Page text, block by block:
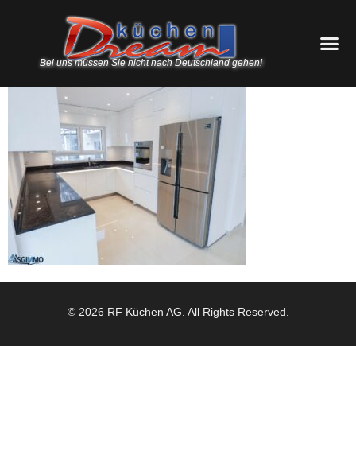
Bei uns müssen Sie nicht nach Deutschland gehen!
© 2026 RF Küchen AG. All Rights Reserved.